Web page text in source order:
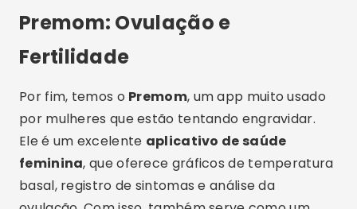
dos aplicativos de teste de
gravidez
Além das funções básicas, como calendário
menstrual e registro de sintomas, muitos desses
apps oferecem funcionalidades extras. Por
exemplo, é possível sincronizar com dispositivos
de saúde, configurar alertas para tomar